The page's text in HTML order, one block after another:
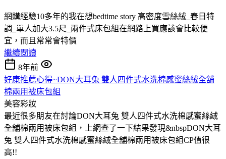
網購經驗10多年的我在想bedtime story 高密度雪絲絨_春日特
調_單人加大3.5尺_兩件式床包組在網路上買應該會比較便
宜，而且常常會特價
繼續閱讀
8年前
好康推薦心得~DON大耳兔 雙人四件式水洗棉感蜜絲絨全舖
棉兩用被床包組
美容彩妝
最近很多朋友在討論DON大耳兔 雙人四件式水洗棉感蜜絲絨
全舖棉兩用被床包組，上網查了一下結果發現&nbspDON大耳
兔 雙人四件式水洗棉感蜜絲絨全舖棉兩用被床包組CP值很
高!!